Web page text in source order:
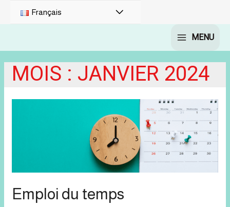
Français PERMUTATEUR
MENU
MENU
MOIS : JANVIER 2024
Emploi du temps